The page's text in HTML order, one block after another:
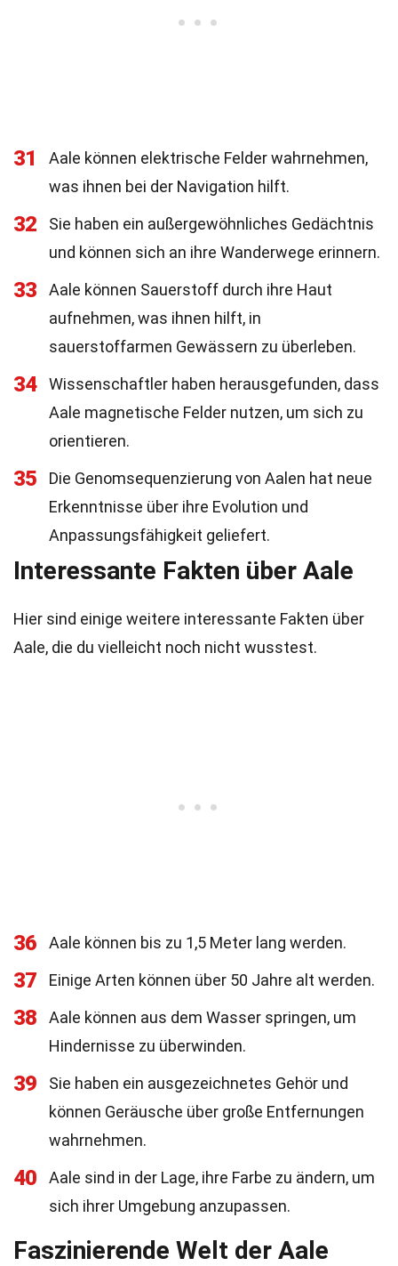
31
Aale können elektrische Felder wahrnehmen,
was ihnen bei der Navigation hilft.
32
Sie haben ein außergewöhnliches Gedächtnis
und können sich an ihre Wanderwege erinnern.
33
Aale können Sauerstoff durch ihre Haut
aufnehmen, was ihnen hilft, in
sauerstoffarmen Gewässern zu überleben.
34
Wissenschaftler haben herausgefunden, dass
Aale magnetische Felder nutzen, um sich zu
orientieren.
35
Die Genomsequenzierung von Aalen hat neue
Erkenntnisse über ihre Evolution und
Anpassungsfähigkeit geliefert.
Interessante Fakten über Aale
Hier sind einige weitere interessante Fakten über
Aale, die du vielleicht noch nicht wusstest.
36 Aale können bis zu 1,5 Meter lang werden.
37 Einige Arten können über 50 Jahre alt werden.
38
Aale können aus dem Wasser springen, um
Hindernisse zu überwinden.
39
Sie haben ein ausgezeichnetes Gehör und
können Geräusche über große Entfernungen
wahrnehmen.
40
Aale sind in der Lage, ihre Farbe zu ändern, um
sich ihrer Umgebung anzupassen.
Faszinierende Welt der Aale